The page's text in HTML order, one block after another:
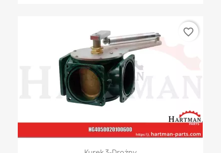
favorite_border